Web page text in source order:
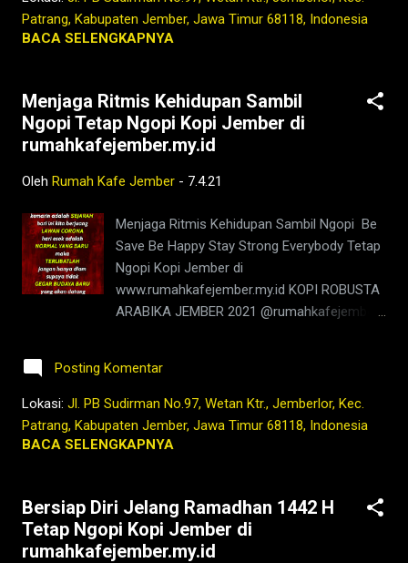
ROBUSTA ARABIKA JEMBER 2021
@rumahkafejember #ngopi #kopi #jember
#ngopisiang #pecintakopi #penikmatkopi
#kopihijau #kopienak #coffeetime
#coffeeaddict #ngopisore #rokenrol
#barista #coffeeholic #kopilokal
#JanganNulari #JanganKetularan
kopi,jember,rumah,kafe,kedai,es kopi
susu,wedang
rempah,barista,robusta,arabika,ngopi,warung,
coffeshop,bisnis,ngopi,youtube,facebook,go
lambung,2021,tubruk,pandemi,covid19,sejara
belanda,nederlands,indies,du...
Patrang, Kabupaten Jember, Jawa Timur 68118, Indonesia
BACA SELENGKAPNYA
Menjaga Ritmis Kehidupan Sambil
Ngopi Tetap Ngopi Kopi Jember di
rumahkafejember.my.id
Oleh Rumah Kafe Jember - 7.4.21
Menjaga Ritmis Kehidupan Sambil Ngopi Be
Save Be Happy Stay Strong Everybody Tetap
Ngopi Kopi Jember di
www.rumahkafejember.my.id KOPI ROBUSTA
ARABIKA JEMBER 2021 @rumahkafejember
#coffee #ngopisiang #pecintakopi
#penikmatkopi #kopihijau #kopienak
#coffeetime #coffeeaddict #ngopisore
#rokenrol #coffeebeans #coffeelovers
#JanganNulari #JanganKetularan ngopi,kedai
kopi di jember,jenis kopi jember,kafe di
jember,kopi jember,bisnis coffee shop di
Posting Komentar
Lokasi: Jl. PB Sudirman No.97, Wetan Ktr., Jemberlor, Kec.
Patrang, Kabupaten Jember, Jawa Timur 68118, Indonesia
BACA SELENGKAPNYA
Bersiap Diri Jelang Ramadhan 1442 H
Tetap Ngopi Kopi Jember di
rumahkafejember.my.id